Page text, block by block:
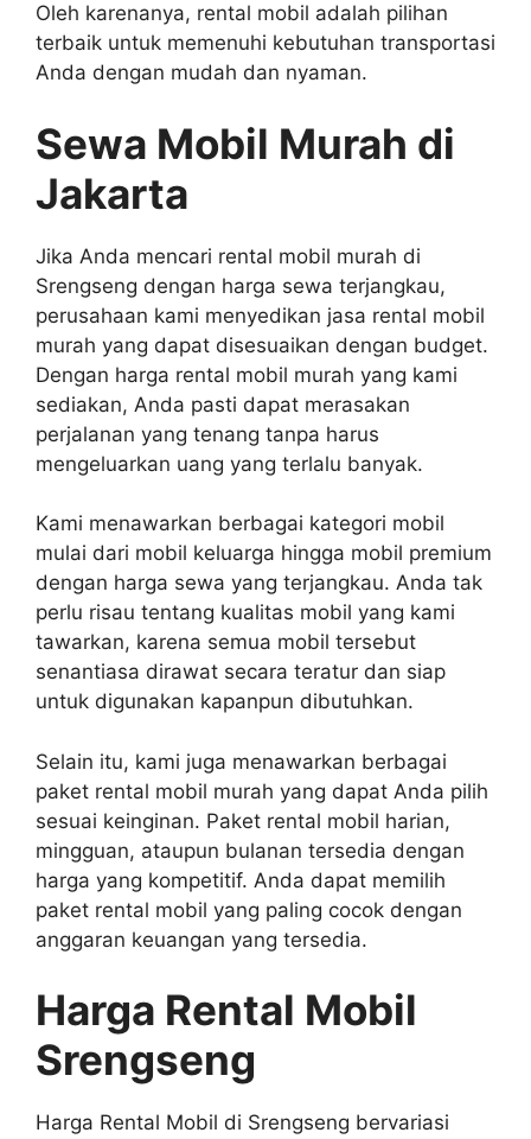
Oleh karenanya, rental mobil adalah pilihan
terbaik untuk memenuhi kebutuhan transportasi
Anda dengan mudah dan nyaman.
Sewa Mobil Murah di
Jakarta
Jika Anda mencari rental mobil murah di
Srengseng dengan harga sewa terjangkau,
perusahaan kami menyedikan jasa rental mobil
murah yang dapat disesuaikan dengan budget.
Dengan harga rental mobil murah yang kami
sediakan, Anda pasti dapat merasakan
perjalanan yang tenang tanpa harus
mengeluarkan uang yang terlalu banyak.
Kami menawarkan berbagai kategori mobil
mulai dari mobil keluarga hingga mobil premium
dengan harga sewa yang terjangkau. Anda tak
perlu risau tentang kualitas mobil yang kami
tawarkan, karena semua mobil tersebut
senantiasa dirawat secara teratur dan siap
untuk digunakan kapanpun dibutuhkan.
Selain itu, kami juga menawarkan berbagai
paket rental mobil murah yang dapat Anda pilih
sesuai keinginan. Paket rental mobil harian,
mingguan, ataupun bulanan tersedia dengan
harga yang kompetitif. Anda dapat memilih
paket rental mobil yang paling cocok dengan
anggaran keuangan yang tersedia.
Harga Rental Mobil
Srengseng
Harga Rental Mobil di Srengseng bervariasi